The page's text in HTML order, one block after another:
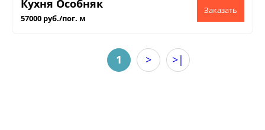
Кухня Особняк
57000 руб./пог. м
1 > >|